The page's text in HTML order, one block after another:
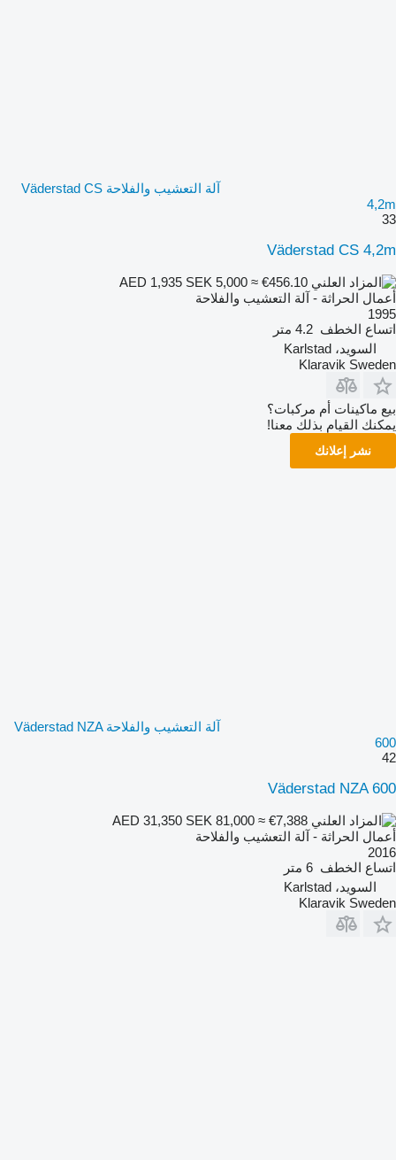
آلة التعشيب والفلاحة Väderstad CS
4,2m
33
Väderstad CS 4,2m
SEK 5,000 ≈ €456.10
أعمال الحراثة - آلة التعشيب والفلاحة
1995
اتساع الخطف 4.2 متر
السويد، Karlstad
Klaravik Sweden
بيع ماكينات أم مركبات؟
يمكنك القيام بذلك معنا!
نشر إعلانك
آلة التعشيب والفلاحة Väderstad NZA
600
42
Väderstad NZA 600
SEK 81,000 ≈ €7,388
أعمال الحراثة - آلة التعشيب والفلاحة
2016
اتساع الخطف 6 متر
السويد، Karlstad
Klaravik Sweden